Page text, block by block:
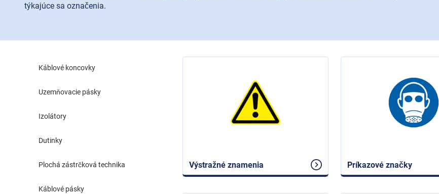
týkajúce sa označenia.
Káblové koncovky
Uzemňovacie pásky
Izolátory
Dutinky
Plochá zástrčková technika
Káblové pásky
Výstražné znamenia Príkazové značky